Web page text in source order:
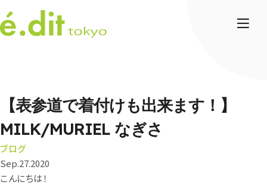
【表参道で着付けも出来ます！】
MILK/MURIEL なぎさ
ブログ
Sep.27.2020
こんにちは！